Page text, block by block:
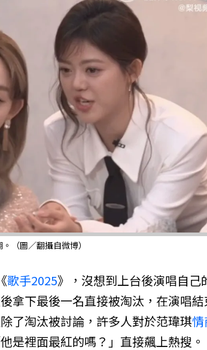
（圖／翻攝自微博）
《歌手2025》，沒想到上台後演唱自己
拿下最後一名直接被淘汰，在演唱
了淘汰被討論，許多人對於范瑋琪
是裡面最紅的嗎？」直接飆上熱搜。